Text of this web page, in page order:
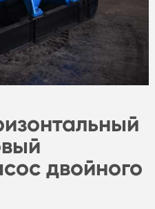
двойного